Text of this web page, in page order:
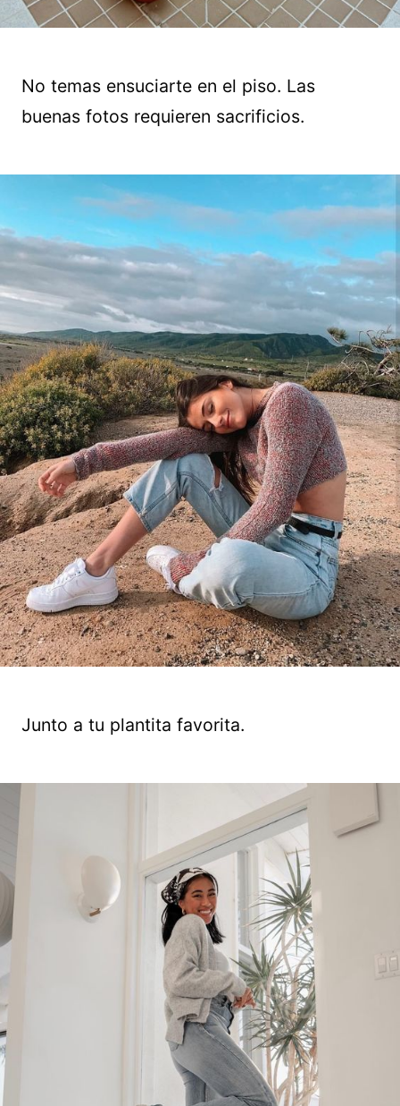
No temas ensuciarte en el piso. Las
buenas fotos requieren sacrificios.
Junto a tu plantita favorita.